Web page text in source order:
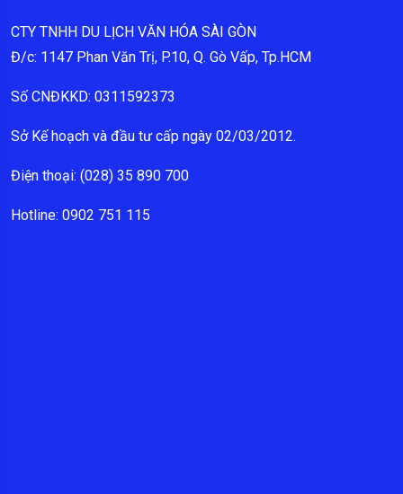
CTY TNHH DU LỊCH VĂN HÓA SÀI GÒN
Đ/c: 1147 Phan Văn Trị, P.10, Q. Gò Vấp, Tp.HCM
Số CNĐKKD: 0311592373
Sở Kế hoạch và đầu tư cấp ngày 02/03/2012.
Điện thoại: (028) 35 890 700
Hotline: 0902 751 115